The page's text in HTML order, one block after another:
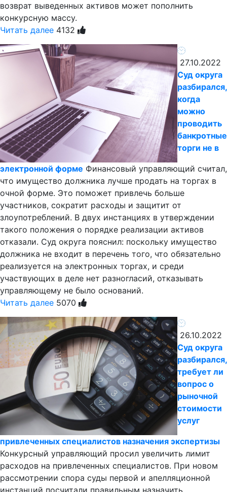
возврат выведенных активов может пополнить
конкурсную массу.
Читать далее 4132
27.10.2022
Суд округа
разбирался,
когда
можно
проводить
банкротные
торги не в
электронной форме Финансовый управляющий считал,
что имущество должника лучше продать на торгах в
очной форме. Это поможет привлечь больше
участников, сократит расходы и защитит от
злоупотреблений. В двух инстанциях в утверждении
такого положения о порядке реализации активов
отказали. Суд округа пояснил: поскольку имущество
должника не входит в перечень того, что обязательно
реализуется на электронных торгах, и среди
участвующих в деле нет разногласий, отказывать
управляющему не было оснований.
Читать далее 5070
26.10.2022
Суд округа
разбирался,
требует ли
вопрос о
рыночной
стоимости
услуг
привлеченных специалистов назначения экспертизы
Конкурсный управляющий просил увеличить лимит
расходов на привлеченных специалистов. При новом
рассмотрении спора суды первой и апелляционной
инстанций посчитали правильным назначить